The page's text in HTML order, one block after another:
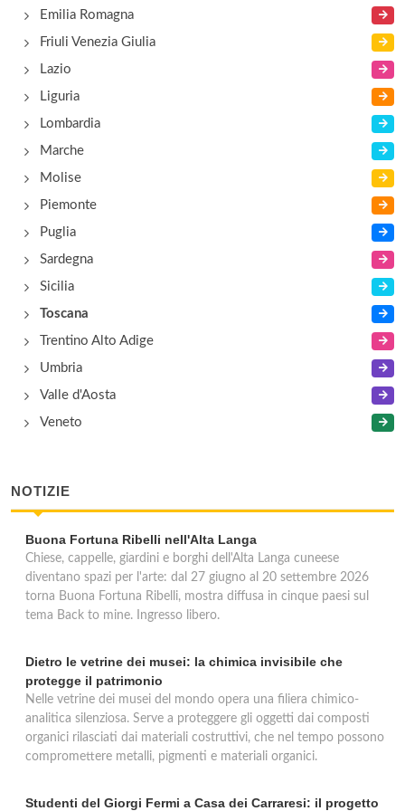
piazza Ferdinando Martini 1, Monsummano Terme
Emilia Romagna
Friuli Venezia Giulia
Lazio
Liguria
Lombardia
Marche
Molise
Piemonte
Puglia
Sardegna
Sicilia
Toscana
Trentino Alto Adige
Umbria
Valle d'Aosta
Veneto
NOTIZIE
Buona Fortuna Ribelli nell'Alta Langa
Chiese, cappelle, giardini e borghi dell'Alta Langa cuneese
diventano spazi per l'arte: dal 27 giugno al 20 settembre 2026
torna Buona Fortuna Ribelli, mostra diffusa in cinque paesi sul
tema Back to mine. Ingresso libero.
Dietro le vetrine dei musei: la chimica invisibile che
protegge il patrimonio
Nelle vetrine dei musei del mondo opera una filiera chimico-
analitica silenziosa. Serve a proteggere gli oggetti dai composti
organici rilasciati dai materiali costruttivi, che nel tempo possono
compromettere metalli, pigmenti e materiali organici.
Studenti del Giorgi Fermi a Casa dei Carraresi: il progetto